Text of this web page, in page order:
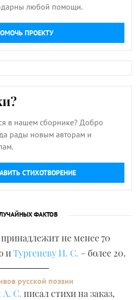
любой помощи.
ПРОЕКТУ
в нашем сборнике? Добро
рады новым авторам и
СТИХОТВОРЕНИЕ
ФАКТОВ
принадлежит не менее 70
иТургеневу И. С. – более 20.
русской поэзии
С. писал стихи на заказ,